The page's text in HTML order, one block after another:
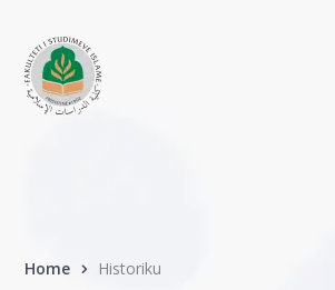
Home Historiku